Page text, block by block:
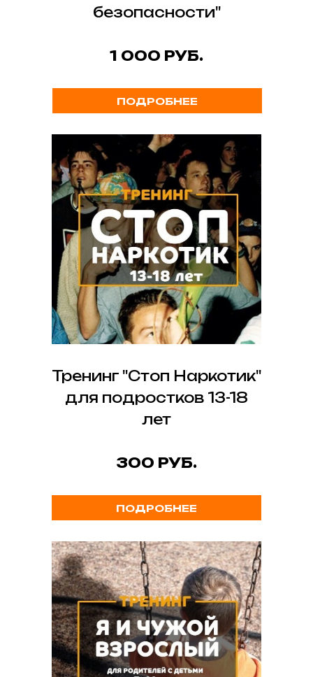
безопасности"
1 000 РУБ.
ПОДРОБНЕЕ
Тренинг "Стоп Наркотик"
для подростков 13-18
лет
300 РУБ.
ПОДРОБНЕЕ